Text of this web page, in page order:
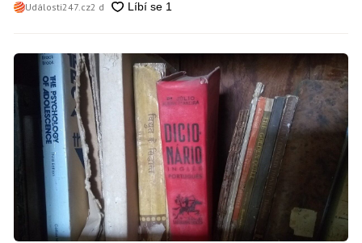
Události247.cz2 d